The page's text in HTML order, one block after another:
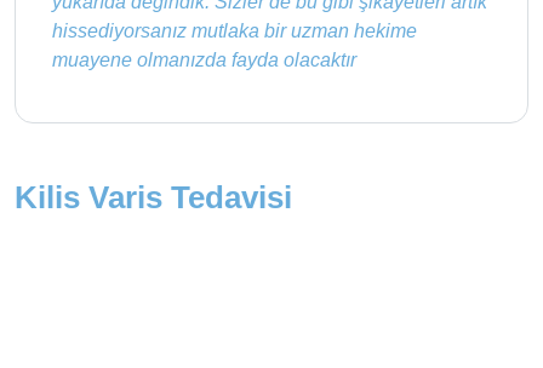
hissediyorsanız mutlaka bir uzman hekime
muayene olmanızda fayda olacaktır
Kilis Varis Tedavisi